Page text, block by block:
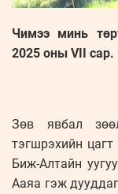
Чимээ минь
2025 оны VII сар.
Зөв явбал
тэгшрэхийн
Биж-Алтайн
Ааяа гэж